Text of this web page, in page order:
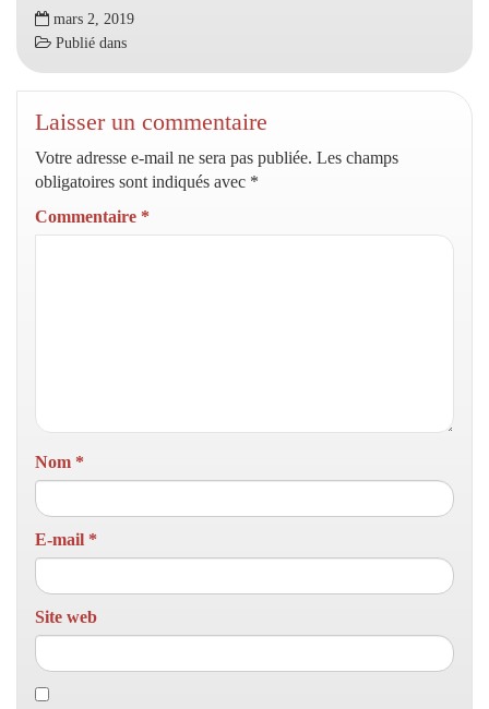
mars 2, 2019
Publié dans
Laisser un commentaire
Votre adresse e-mail ne sera pas publiée. Les champs
obligatoires sont indiqués avec *
Commentaire *
Nom *
E-mail *
Site web